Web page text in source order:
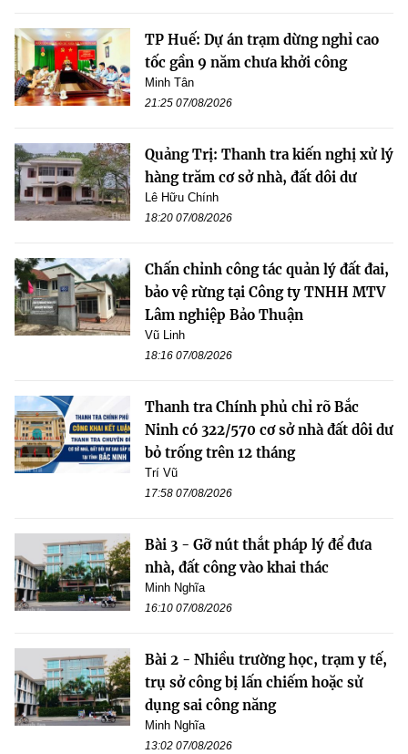
TP Huế: Dự án trạm dừng nghỉ cao
tốc gần 9 năm chưa khởi công
Minh Tân
21:25 07/08/2026
Quảng Trị: Thanh tra kiến nghị xử lý
hàng trăm cơ sở nhà, đất dôi dư
Lê Hữu Chính
18:20 07/08/2026
Chấn chỉnh công tác quản lý đất đai,
bảo vệ rừng tại Công ty TNHH MTV
Lâm nghiệp Bảo Thuận
Vũ Linh
18:16 07/08/2026
Thanh tra Chính phủ chỉ rõ Bắc
Ninh có 322/570 cơ sở nhà đất dôi dư
bỏ trống trên 12 tháng
Trí Vũ
17:58 07/08/2026
Bài 3 - Gỡ nút thắt pháp lý để đưa
nhà, đất công vào khai thác
Minh Nghĩa
16:10 07/08/2026
Bài 2 - Nhiều trường học, trạm y tế,
trụ sở công bị lấn chiếm hoặc sử
dụng sai công năng
Minh Nghĩa
13:02 07/08/2026